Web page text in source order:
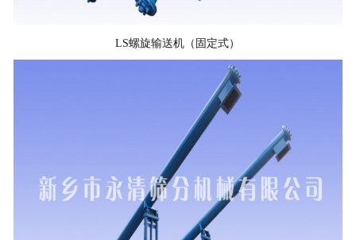
LS螺旋输送机（固定式）